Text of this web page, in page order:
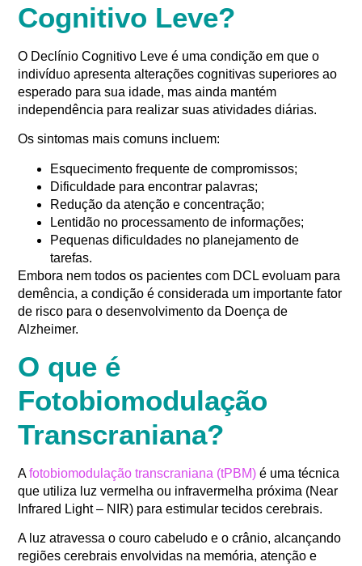
Cognitivo Leve?
O Declínio Cognitivo Leve é uma condição em que o
indivíduo apresenta alterações cognitivas superiores ao
esperado para sua idade, mas ainda mantém
independência para realizar suas atividades diárias.
Os sintomas mais comuns incluem:
Esquecimento frequente de compromissos;
Dificuldade para encontrar palavras;
Redução da atenção e concentração;
Lentidão no processamento de informações;
Pequenas dificuldades no planejamento de
tarefas.
Embora nem todos os pacientes com DCL evoluam para
demência, a condição é considerada um importante fator
de risco para o desenvolvimento da Doença de
Alzheimer.
O que é
Fotobiomodulação
Transcraniana?
Afotobiomodulação transcraniana (tPBM)é uma técnica
que utiliza luz vermelha ou infravermelha próxima (Near
Infrared Light – NIR) para estimular tecidos cerebrais.
A luz atravessa o couro cabeludo e o crânio, alcançando
regiões cerebrais envolvidas na memória, atenção e